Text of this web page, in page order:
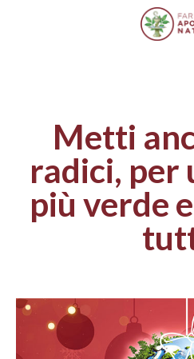
Main
Metti
radici, per
più verde